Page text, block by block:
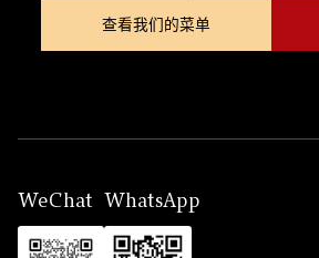
查看我们的菜单
WeChat WhatsApp